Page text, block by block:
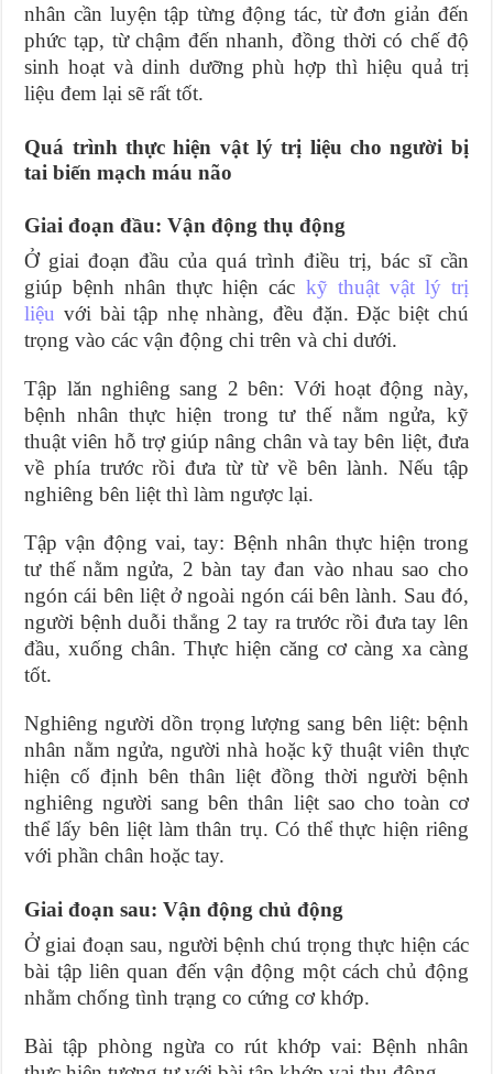
nhân cần luyện tập từng động tác, từ đơn giản đến
phức tạp, từ chậm đến nhanh, đồng thời có chế độ
sinh hoạt và dinh dưỡng phù hợp thì hiệu quả trị
liệu đem lại sẽ rất tốt.
Quá trình thực hiện vật lý trị liệu cho người bị
tai biến mạch máu não
Giai đoạn đầu: Vận động thụ động
Ở giai đoạn đầu của quá trình điều trị, bác sĩ cần
giúp bệnh nhân thực hiện các kỹ thuật vật lý trị
liệu với bài tập nhẹ nhàng, đều đặn. Đặc biệt chú
trọng vào các vận động chi trên và chi dưới.
Tập lăn nghiêng sang 2 bên: Với hoạt động này,
bệnh nhân thực hiện trong tư thế nằm ngửa, kỹ
thuật viên hỗ trợ giúp nâng chân và tay bên liệt, đưa
về phía trước rồi đưa từ từ về bên lành. Nếu tập
nghiêng bên liệt thì làm ngược lại.
Tập vận động vai, tay: Bệnh nhân thực hiện trong
tư thế nằm ngửa, 2 bàn tay đan vào nhau sao cho
ngón cái bên liệt ở ngoài ngón cái bên lành. Sau đó,
người bệnh duỗi thẳng 2 tay ra trước rồi đưa tay lên
đầu, xuống chân. Thực hiện căng cơ càng xa càng
tốt.
Nghiêng người dồn trọng lượng sang bên liệt: bệnh
nhân nằm ngửa, người nhà hoặc kỹ thuật viên thực
hiện cố định bên thân liệt đồng thời người bệnh
nghiêng người sang bên thân liệt sao cho toàn cơ
thể lấy bên liệt làm thân trụ. Có thể thực hiện riêng
với phần chân hoặc tay.
Giai đoạn sau: Vận động chủ động
Ở giai đoạn sau, người bệnh chú trọng thực hiện các
bài tập liên quan đến vận động một cách chủ động
nhằm chống tình trạng co cứng cơ khớp.
Bài tập phòng ngừa co rút khớp vai: Bệnh nhân